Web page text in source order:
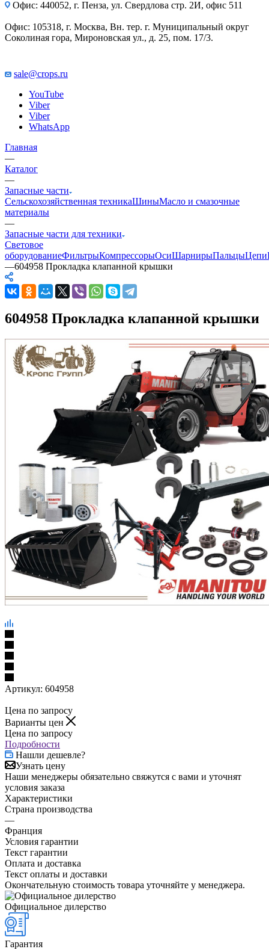
Офис: 440052, г. Пенза, ул. Свердлова стр. 2И, офис 511
Офис: 105318, г. Москва, Вн. тер. г. Муниципальный округ
Соколиная гора, Мироновская ул., д. 25, пом. 17/3.
sale@crops.ru
YouTube
Viber
Viber
WhatsApp
Главная
—
Каталог
—
Запасные части
Сельскохозяйственная техникаШиныМасло и смазочные
материалы
—
Запасные части для техники
Световое
оборудованиеФильтрыКомпрессорыОсиШарнирыПальцыЦепи
—604958 Прокладка клапанной крышки
604958 Прокладка клапанной крышки
Артикул: 604958
Цена по запросу
Варианты цен
Цена по запросу
Подробности
Нашли дешевле?
Узнать цену
Наши менеджеры обязательно свяжутся с вами и уточнят
условия заказа
Характеристики
Страна производства
—
Франция
Условия гарантии
Текст гарантии
Оплата и доставка
Текст оплаты и доставки
Окончательную стоимость товара уточняйте у менеджера.
Официальное дилерство
Гарантия